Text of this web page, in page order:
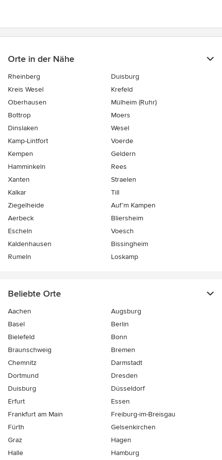
Orte in der Nähe
Rheinberg
Duisburg
Kreis Wesel
Krefeld
Oberhausen
Mülheim (Ruhr)
Bottrop
Moers
Dinslaken
Wesel
Kamp-Lintfort
Voerde
Kempen
Geldern
Hamminkeln
Rees
Xanten
Straelen
Kalkar
Till
Ziegelheide
Auf’m Kampen
Aerbeck
Bliersheim
Escheln
Voesch
Kaldenhausen
Bissingheim
Rumeln
Loskamp
Beliebte Orte
Aachen
Augsburg
Basel
Berlin
Bielefeld
Bonn
Braunschweig
Bremen
Chemnitz
Darmstadt
Dortmund
Dresden
Duisburg
Düsseldorf
Erfurt
Essen
Frankfurt am Main
Freiburg-im-Breisgau
Fürth
Gelsenkirchen
Graz
Hagen
Halle
Hamburg